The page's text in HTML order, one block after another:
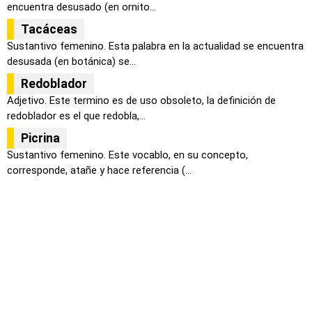
encuentra desusado (en ornito...
Tacáceas
Sustantivo femenino. Esta palabra en la actualidad se encuentra
desusada (en botánica) se...
Redoblador
Adjetivo. Este termino es de uso obsoleto, la definición de
redoblador es el que redobla,...
Picrina
Sustantivo femenino. Este vocablo, en su concepto,
corresponde, atañe y hace referencia (...